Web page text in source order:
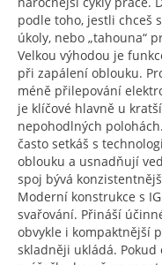
podle toho, jestli chceš
úkoly, nebo „tahouna“
Velkou výhodou je
při zapálení oblouku.
méně přilepování
je klíčové hlavně u
nepohodlných
často setkáš s
oblouku a usnadňují
spoj bývá
Moderní konstrukce s
svařování. Přináší
obvykle i kompaktnější
skladněji ukládá.